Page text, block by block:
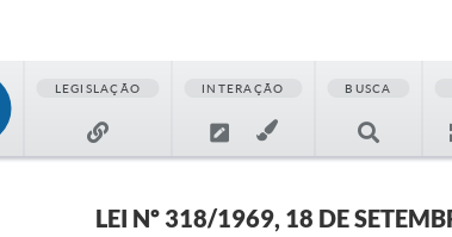
LEGISLAÇÃO INTERAÇÃO BUSCA
LEI Nº 318/1969, 18 DE